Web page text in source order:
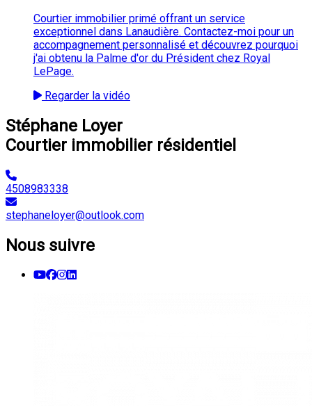
Courtier immobilier primé offrant un service
exceptionnel dans Lanaudière. Contactez-moi pour un
accompagnement personnalisé et découvrez pourquoi
j'ai obtenu la Palme d'or du Président chez Royal
LePage.
Regarder la vidéo
Stéphane Loyer
Courtier immobilier résidentiel
4508983338
stephaneloyer@outlook.com
Nous suivre